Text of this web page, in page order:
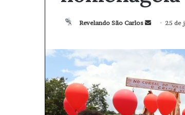
Revelando São Carlos
u
m
25 de